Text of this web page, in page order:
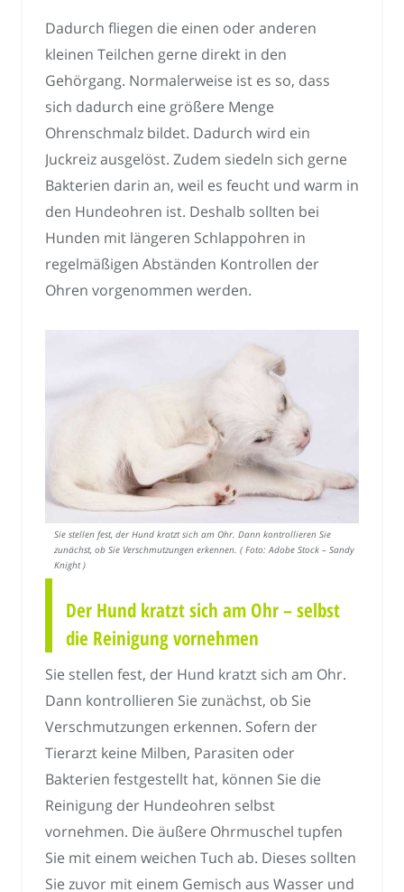
Dadurch fliegen die einen oder anderen
kleinen Teilchen gerne direkt in den
Gehörgang. Normalerweise ist es so, dass
sich dadurch eine größere Menge
Ohrenschmalz bildet. Dadurch wird ein
Juckreiz ausgelöst. Zudem siedeln sich gerne
Bakterien darin an, weil es feucht und warm in
den Hundeohren ist. Deshalb sollten bei
Hunden mit längeren Schlappohren in
regelmäßigen Abständen Kontrollen der
Ohren vorgenommen werden.
Sie stellen fest, der Hund kratzt sich am Ohr. Dann kontrollieren Sie
zunächst, ob Sie Verschmutzungen erkennen. ( Foto: Adobe Stock – Sandy
Knight )
Der Hund kratzt sich am Ohr – selbst
die Reinigung vornehmen
Sie stellen fest, der Hund kratzt sich am Ohr.
Dann kontrollieren Sie zunächst, ob Sie
Verschmutzungen erkennen. Sofern der
Tierarzt keine Milben, Parasiten oder
Bakterien festgestellt hat, können Sie die
Reinigung der Hundeohren selbst
vornehmen. Die äußere Ohrmuschel tupfen
Sie mit einem weichen Tuch ab. Dieses sollten
Sie zuvor mit einem Gemisch aus Wasser und